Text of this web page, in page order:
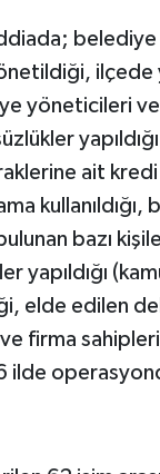
ilçede
yöneticileri ve
ait kredi
bazı
yapıldığı
elde edilen
firma
ilde